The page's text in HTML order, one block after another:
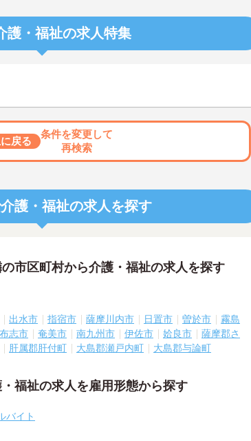
護・福祉の求人特集
戻る
条件を変更して
再検索
護・福祉の求人を探す
市区町村から介護・福祉の求人を探す
出水市 指宿市 薩摩川内市 日置市 曽於市
霧島
志市 奄美市 南九州市 伊佐市 姶良市
薩摩郡さ
肝属郡肝付町 大島郡瀬戸内町 大島郡与論町
福祉の求人を雇用形態から探す
バイト